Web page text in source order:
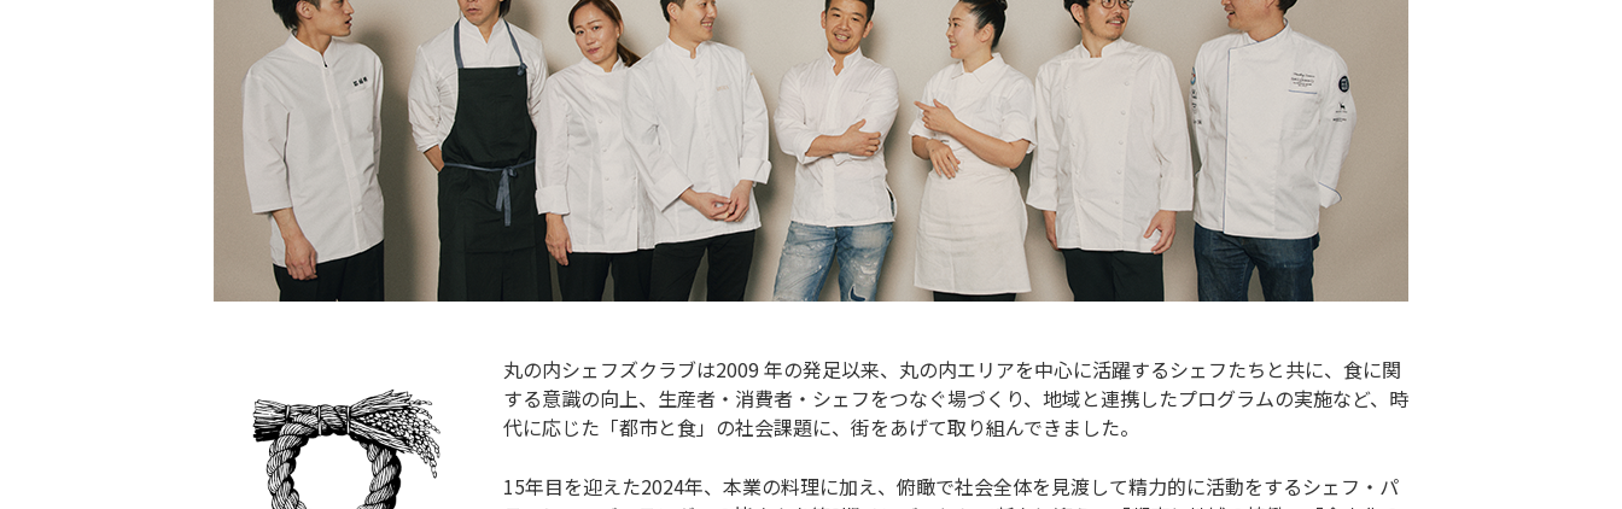
丸の内シェフズクラブは2009 年の発足以来、丸の内エリアを中心に活躍するシェフたちと共に、食に関
する意識の向上、生産者・消費者・シェフをつなぐ場づくり、地域と連携したプログラムの実施など、時
代に応じた「都市と食」の社会課題に、街をあげて取り組んできました。
15年目を迎えた2024年、本業の料理に加え、俯瞰で社会全体を見渡して精力的に活動をするシェフ・パ